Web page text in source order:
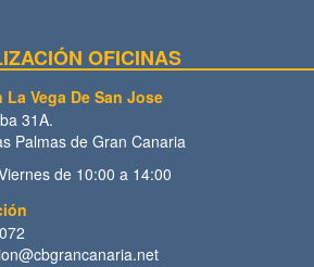
OFICINAS
La Vega De San Jose
31A.
Palmas de Gran Canaria
de 10:00 a 14:00